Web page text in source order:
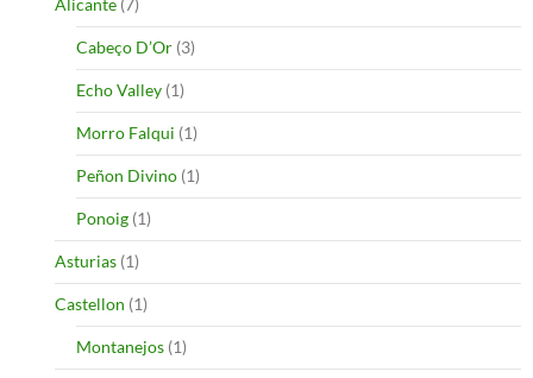
Alicante (7)
Cabeço D’Or (3)
Echo Valley (1)
Morro Falqui (1)
Peñon Divino (1)
Ponoig (1)
Asturias (1)
Castellon (1)
Montanejos (1)